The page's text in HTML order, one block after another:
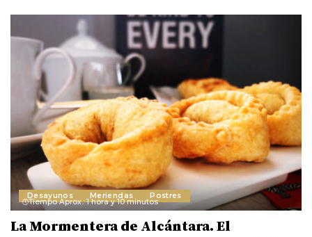
Desayunos Meriendas Postres
Tiempo Aprox.: 1 hora y 10 minutos
La Mormentera de Alcántara. El